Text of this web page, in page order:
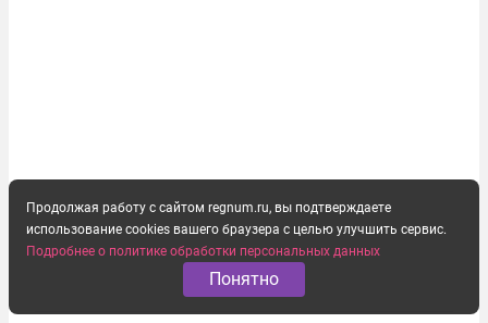
Продолжая работу с сайтом regnum.ru, вы подтверждаете
использование cookies вашего браузера с целью улучшить сервис.
Подробнее о политике обработки персональных данных
Понятно